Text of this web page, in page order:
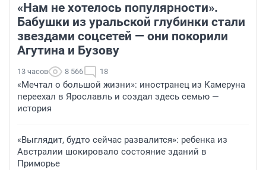
«Нам не хотелось популярности».
Бабушки из уральской глубинки стали
звездами соцсетей — они покорили
Агутина и Бузову
13 часов 8 566 18
«Мечтал о большой жизни»: иностранец из Камеруна
переехал в Ярославль и создал здесь семью —
история
«Выглядит, будто сейчас развалится»: ребенка из
Австралии шокировало состояние зданий в
Приморье